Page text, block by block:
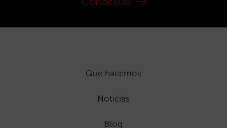
Que hacemos
Noticias
Blog